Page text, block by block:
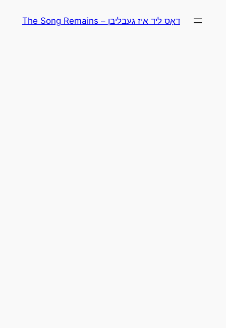
The Song Remains – דאָס ליד איז געבליבן